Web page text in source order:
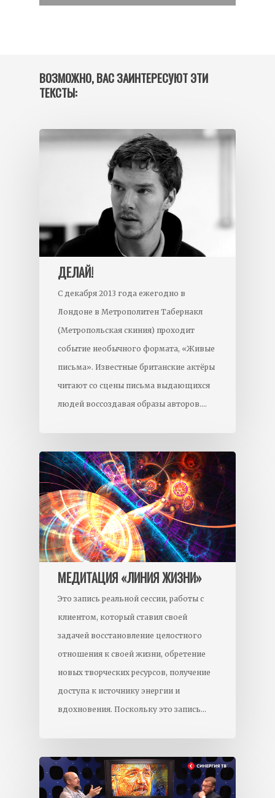
ВОЗМОЖНО, ВАС ЗАИНТЕРЕСУЮТ ЭТИ
ТЕКСТЫ:
ДЕЛАЙ!
С декабря 2013 года ежегодно в
Лондоне в Метрополитен Табернакл
(Метропольская скиния) проходит
событие необычного формата, «Живые
письма». Известные британские актёры
читают со сцены письма выдающихся
людей воссоздавая образы авторов.…
МЕДИТАЦИЯ «ЛИНИЯ ЖИЗНИ»
Это запись реальной сессии, работы с
клиентом, который ставил своей
задачей восстановление целостного
отношения к своей жизни, обретение
новых творческих ресурсов, получение
доступа к источнику энергии и
вдохновения. Поскольку это запись…